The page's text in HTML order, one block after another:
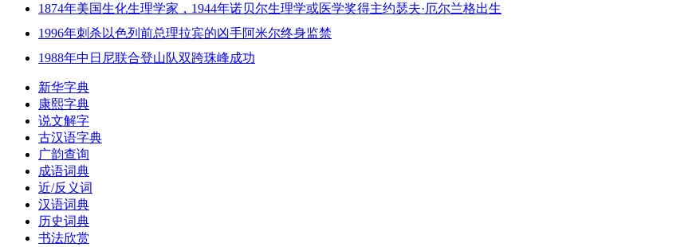
1874年美国生化生理学家，1944年诺贝尔生理学或医学奖得主约瑟夫·厄尔兰格出生
1996年刺杀以色列前总理拉宾的凶手阿米尔终身监禁
1988年中日尼联合登山队双跨珠峰成功
新华字典
康熙字典
说文解字
古汉语字典
广韵查询
成语词典
近/反义词
汉语词典
历史词典
书法欣赏